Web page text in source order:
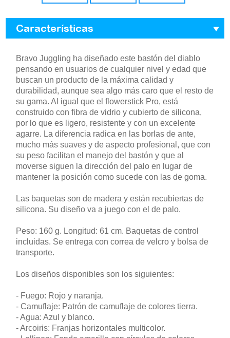
Características
Bravo Juggling ha diseñado este bastón del diablo
pensando en usuarios de cualquier nivel y edad que
buscan un producto de la máxima calidad y
durabilidad, aunque sea algo más caro que el resto de
su gama. Al igual que el flowerstick Pro, está
construido con fibra de vidrio y cubierto de silicona,
por lo que es ligero, resistente y con un excelente
agarre. La diferencia radica en las borlas de ante,
mucho más suaves y de aspecto profesional, que con
su peso facilitan el manejo del bastón y que al
moverse siguen la dirección del palo en lugar de
mantener la posición como sucede con las de goma.
Las baquetas son de madera y están recubiertas de
silicona. Su diseño va a juego con el de palo.
Peso: 160 g. Longitud: 61 cm. Baquetas de control
incluidas. Se entrega con correa de velcro y bolsa de
transporte.
Los diseños disponibles son los siguientes:
- Fuego: Rojo y naranja.
- Camuflaje: Patrón de camuflaje de colores tierra.
- Agua: Azul y blanco.
- Arcoiris: Franjas horizontales multicolor.